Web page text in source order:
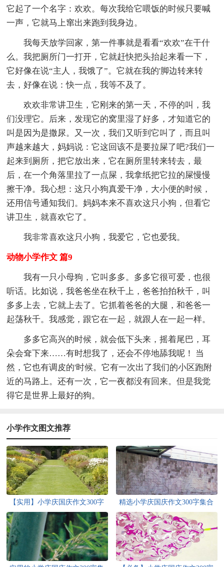
它起了一个名字：欢欢。每次我给它喂饭的时候只要喊
一声，它就马上窜出来跑到我身边。
我每天放学回家，第一件事就是看看“欢欢”在干什
么。我把厕所门一打开，它就赶快把头抬起来看一下，
它好像在说“主人，我饿了”。它就在我的'脚边转来转
去，好像在说：快一点，我等不及了。
欢欢非常讲卫生，它刚来的第一天，不停的叫，我
们没理它。后来，发现它的窝里湿了好多，才知道它的
叫是因为是撒尿。又一次，我们又听到它叫了，而且叫
声越来越大，妈妈说：它这回该不是要拉屎了吧?我们一
起来到厕所，把它放出来，它在厕所里转来转去，最
后，在一个角落里拉了一点屎，我拿纸把它拉的屎慢慢
擦干净。我心想：这只小狗真爱干净，大小便的时候，
还用信号通知我们。妈妈本来不喜欢这只小狗，但看它
讲卫生，就喜欢它了。
我非常喜欢这只小狗，我爱它，它也爱我。
动物小学作文 篇9
我有一只小母狗，它叫多多。多多它很可爱，也很
听话。比如说，我爸爸坐在秋千上，爸爸拍拍秋千，叫
多多上去，它就上去了。它抓着爸爸的大腿，和爸爸一
起荡秋千。我感觉，跟它在一起，就跟人在一起一样。
多多它高兴的时候，就会低下头来，摇着尾巴，耳
朵会耷下来……有时想我了，还会不停地舔我呢！ 当
然，它也有调皮的'时候。它有一次出了我们的小区跑附
近的马路上。还有一次，它一夜都没有回来。但是我觉
得它是世界上最好的狗。
小学作文图文推荐
【实用】小学庆国庆作文300字
汇编7篇
精选小学庆国庆作文300字集合
七篇